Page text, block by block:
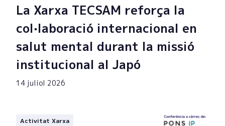
La Xarxa TECSAM reforça la
col·laboració internacional en
salut mental durant la missió
institucional al Japó
14 juliol 2026
Activitat Xarxa